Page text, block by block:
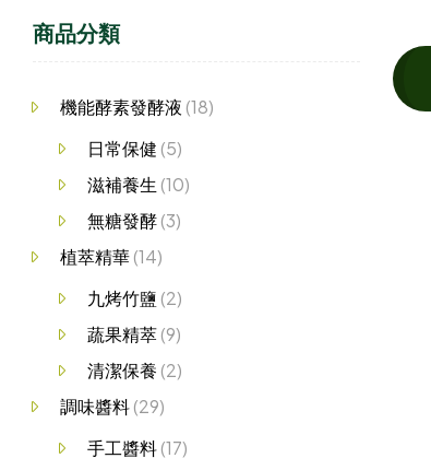
商品分類
機能酵素發酵液 (18)
日常保健 (5)
滋補養生 (10)
無糖發酵 (3)
植萃精華 (14)
九烤竹鹽 (2)
蔬果精萃 (9)
清潔保養 (2)
調味醬料 (29)
手工醬料 (17)